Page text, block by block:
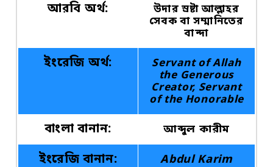
আরবি অর্থ:
উদার স্রষ্টা আল্লাহর
সেবক বা সম্মানিতের
বান্দা
ইংরেজি অর্থ:
Servant of Allah
the Generous
Creator, Servant
of the Honorable
বাংলা বানান: আব্দুল কারীম
ইংরেজি বানান: Abdul Karim